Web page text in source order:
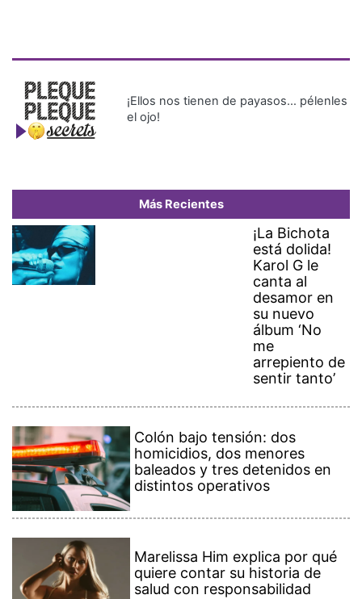
¡Ellos nos tienen de payasos… pélenles
el ojo!
Más Recientes
¡La Bichota
está dolida!
Karol G le
canta al
desamor en
su nuevo
álbum ‘No
me
arrepiento de
sentir tanto’
Colón bajo tensión: dos
homicidios, dos menores
baleados y tres detenidos en
distintos operativos
Marelissa Him explica por qué
quiere contar su historia de
salud con responsabilidad